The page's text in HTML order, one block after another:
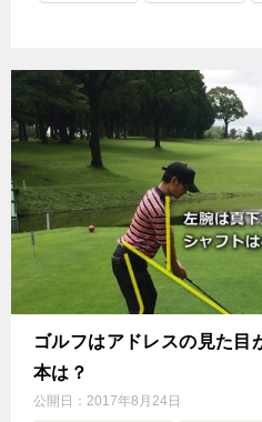
ゴルフはアドレスの見た目
本は？
公開日： 2017年8月24日